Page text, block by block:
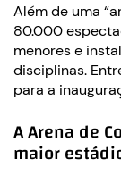
Além de uma
80.000
menores e
disciplinas.
para a
A Arena de
maior